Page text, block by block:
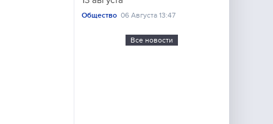
Общество 06 Августа 13:47
Все новости